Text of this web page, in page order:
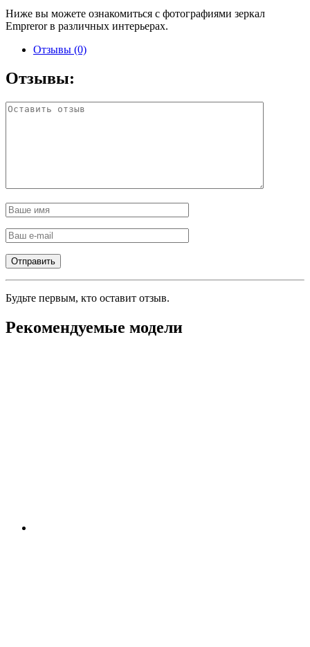
Ниже вы можете ознакомиться с фотографиями зеркал
Empreror в различных интерьерах.
Отзывы (0)
Отзывы:
Будьте первым, кто оставит отзыв.
Рекомендуемые модели